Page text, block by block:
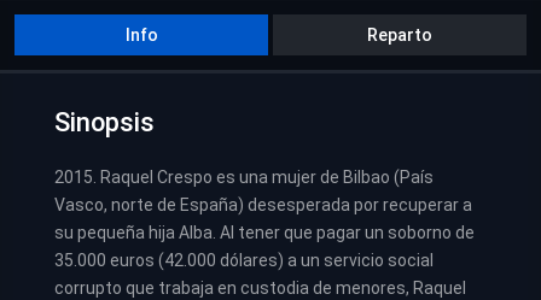
Info Reparto
Sinopsis
2015. Raquel Crespo es una mujer de Bilbao (País
Vasco, norte de España) desesperada por recuperar a
su pequeña hija Alba. Al tener que pagar un soborno de
35.000 euros (42.000 dólares) a un servicio social
corrupto que trabaja en custodia de menores, Raquel